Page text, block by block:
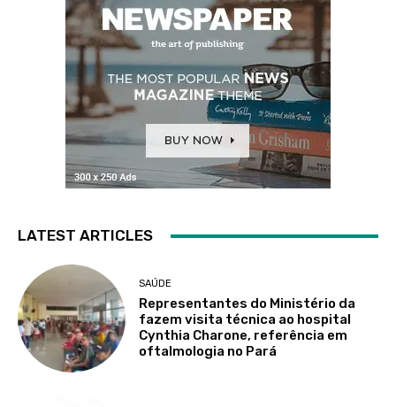
LATEST ARTICLES
SAÚDE
Representantes do Ministério da
fazem visita técnica ao hospital
Cynthia Charone, referência em
oftalmologia no Pará